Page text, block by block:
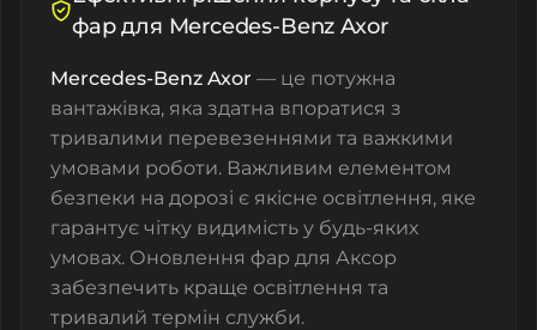
фар для Mercedes-Benz Axor
Mercedes-Benz Axor — це потужна
вантажівка, яка здатна впоратися з
тривалими перевезеннями та важкими
умовами роботи. Важливим елементом
безпеки на дорозі є якісне освітлення, яке
гарантує чітку видимість у будь-яких
умовах. Оновлення фар для Аксор
забезпечить краще освітлення та
тривалий термін служби.